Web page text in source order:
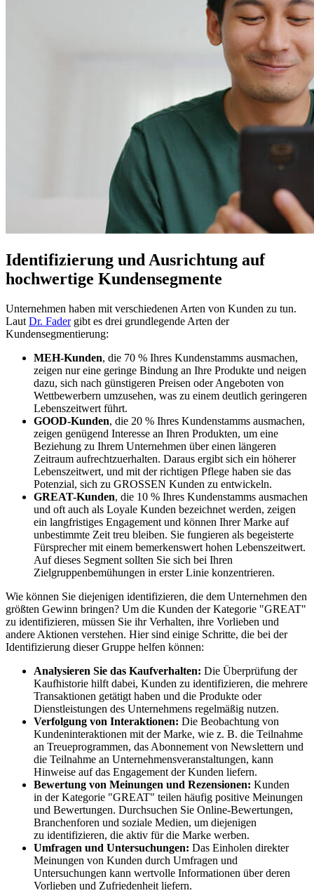
Identifizierung und Ausrichtung auf
hochwertige Kundensegmente
Unternehmen haben mit verschiedenen Arten von Kunden zu tun.
Laut Dr. Fadergibt es drei grundlegende Arten der
Kundensegmentierung:
MEH-Kunden, die 70 % Ihres Kundenstamms ausmachen,
zeigen nur eine geringe Bindung an Ihre Produkte und neigen
dazu, sich nach günstigeren Preisen oder Angeboten von
Wettbewerbern umzusehen, was zu einem deutlich geringeren
Lebenszeitwert führt.
GOOD-Kunden, die 20 % Ihres Kundenstamms ausmachen,
zeigen genügend Interesse an Ihren Produkten, um eine
Beziehung zu Ihrem Unternehmen über einen längeren
Zeitraum aufrechtzuerhalten. Daraus ergibt sich ein höherer
Lebenszeitwert, und mit der richtigen Pflege haben sie das
Potenzial, sich zu GROSSEN Kunden zu entwickeln.
GREAT-Kunden, die 10 % Ihres Kundenstamms ausmachen
und oft auch als Loyale Kunden bezeichnet werden, zeigen
ein langfristiges Engagement und können Ihrer Marke auf
unbestimmte Zeit treu bleiben. Sie fungieren als begeisterte
Fürsprecher mit einem bemerkenswert hohen Lebenszeitwert.
Auf dieses Segment sollten Sie sich bei Ihren
Zielgruppenbemühungen in erster Linie konzentrieren.
Wie können Sie diejenigen identifizieren, die dem Unternehmen den
größten Gewinn bringen? Um die Kunden der Kategorie "GREAT"
zu identifizieren, müssen Sie ihr Verhalten, ihre Vorlieben und
andere Aktionen verstehen. Hier sind einige Schritte, die bei der
Identifizierung dieser Gruppe helfen können:
Analysieren Sie das Kaufverhalten: Die Überprüfung der
Kaufhistorie hilft dabei, Kunden zu identifizieren, die mehrere
Transaktionen getätigt haben und die Produkte oder
Dienstleistungen des Unternehmens regelmäßig nutzen.
Verfolgung von Interaktionen: Die Beobachtung von
Kundeninteraktionen mit der Marke, wie z. B. die Teilnahme
an Treueprogrammen, das Abonnement von Newslettern und
die Teilnahme an Unternehmensveranstaltungen, kann
Hinweise auf das Engagement der Kunden liefern.
Bewertung von Meinungen und Rezensionen: Kunden
in der Kategorie "GREAT" teilen häufig positive Meinungen
und Bewertungen. Durchsuchen Sie Online-Bewertungen,
Branchenforen und soziale Medien, um diejenigen
zu identifizieren, die aktiv für die Marke werben.
Umfragen und Untersuchungen: Das Einholen direkter
Meinungen von Kunden durch Umfragen und
Untersuchungen kann wertvolle Informationen über deren
Vorlieben und Zufriedenheit liefern.